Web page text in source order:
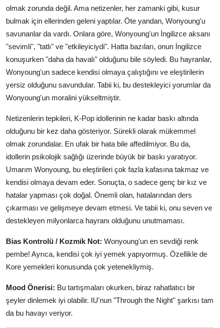
olmak zorunda değil. Ama netizenler, her zamanki gibi, kusur
bulmak için ellerinden geleni yaptılar. Öte yandan, Wonyoung'u
savunanlar da vardı. Onlara göre, Wonyoung'un İngilizce aksanı
"sevimli", "tatlı" ve "etkileyiciydi". Hatta bazıları, onun İngilizce
konuşurken "daha da havalı" olduğunu bile söyledi. Bu hayranlar,
Wonyoung'un sadece kendisi olmaya çalıştığını ve eleştirilerin
yersiz olduğunu savundular. Tabii ki, bu destekleyici yorumlar da
Wonyoung'un moralini yükseltmiştir.
Netizenlerin tepkileri, K-Pop idollerinin ne kadar baskı altında
olduğunu bir kez daha gösteriyor. Sürekli olarak mükemmel
olmak zorundalar. En ufak bir hata bile affedilmiyor. Bu da,
idollerin psikolojik sağlığı üzerinde büyük bir baskı yaratıyor.
Umarım Wonyoung, bu eleştirileri çok fazla kafasına takmaz ve
kendisi olmaya devam eder. Sonuçta, o sadece genç bir kız ve
hatalar yapması çok doğal. Önemli olan, hatalarından ders
çıkarması ve gelişmeye devam etmesi. Ve tabii ki, onu seven ve
destekleyen milyonlarca hayranı olduğunu unutmaması.
Bias Kontrolü / Kozmik Not: Wonyoung'un en sevdiği renk
pembe! Ayrıca, kendisi çok iyi yemek yapıyormuş. Özellikle de
Kore yemekleri konusunda çok yetenekliymiş.
Mood Önerisi: Bu tartışmaları okurken, biraz rahatlatıcı bir
şeyler dinlemek iyi olabilir. IU'nun "Through the Night" şarkısı tam
da bu havayı veriyor.